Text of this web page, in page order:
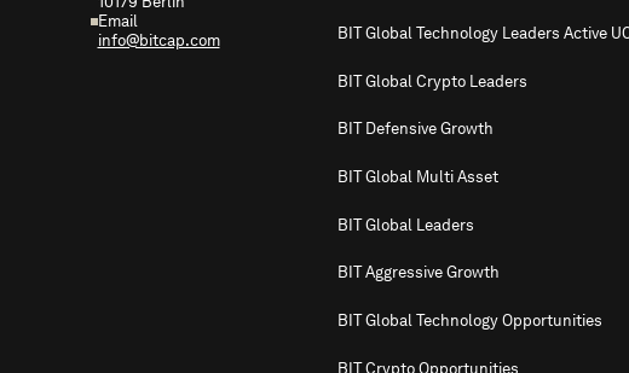
Email
info@bitcap.com
BIT Global Technology Leaders Active
BIT Global Crypto Leaders
BIT Defensive Growth
BIT Global Multi Asset
BIT Global Leaders
BIT Aggressive Growth
BIT Global Technology Opportunities
BIT Crypto Opportunities